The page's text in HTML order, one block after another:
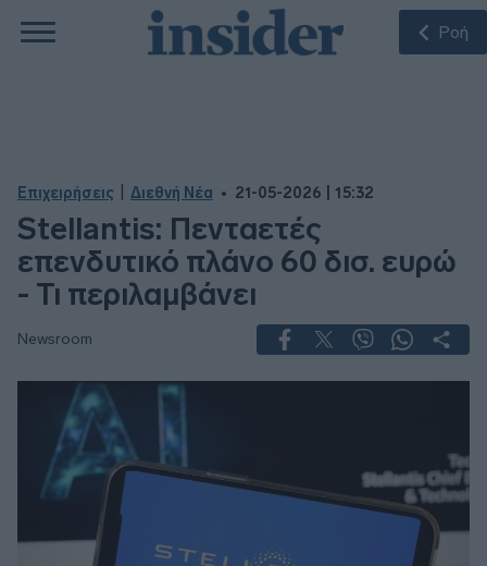
Ροή
Επιχειρήσεις Διεθνή Νέα 21-05-2026 | 15:32
Stellantis: Πενταετές
επενδυτικό πλάνο 60 δισ. ευρώ
- Τι περιλαμβάνει
Newsroom